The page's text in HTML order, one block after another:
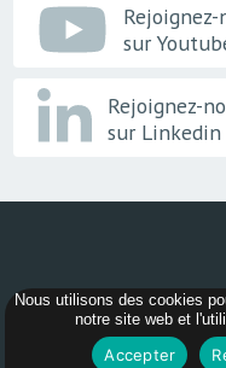
Rejoignez-
sur
Rejoignez-
sur Linkedin
© 2026 - AER
Nous utilisons des cookies
notre site web et
Accepter